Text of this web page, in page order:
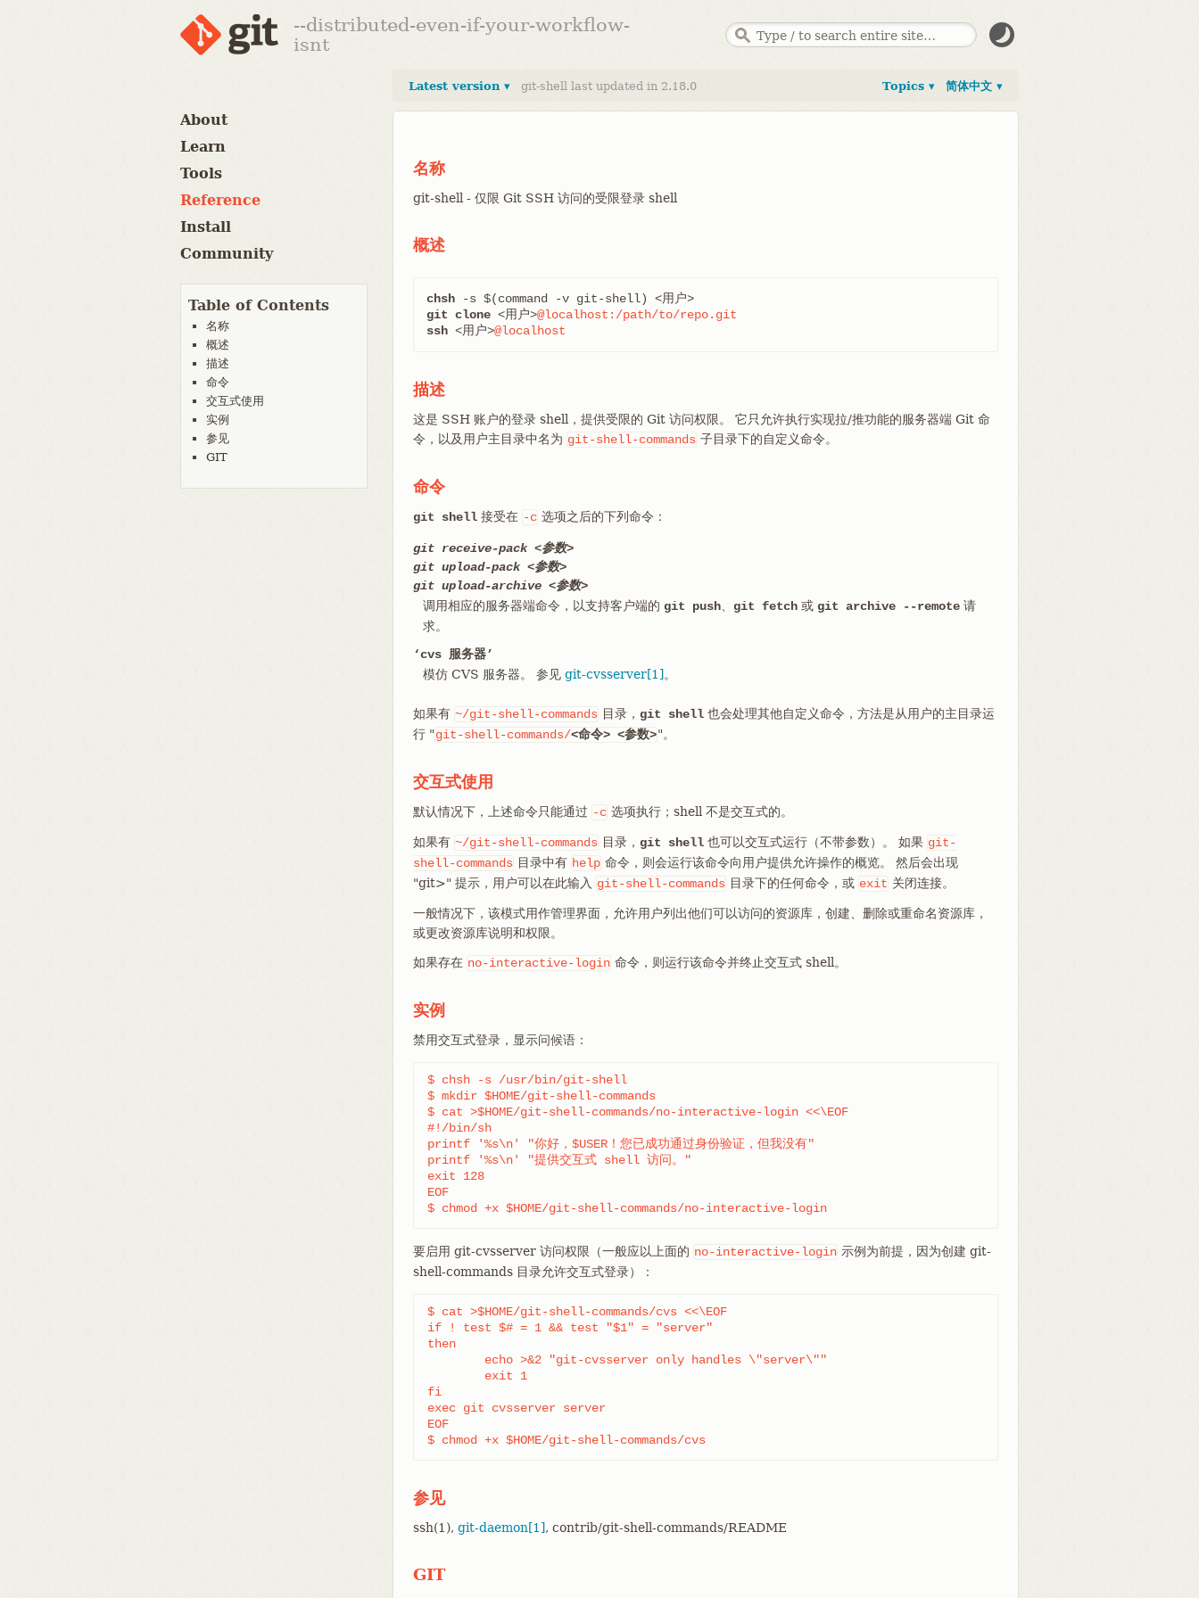
--distributed-even-if-your-workflow-
isnt
About
Learn
Tools
Reference
Install
Community
Table of Contents
名称
概述
描述
命令
交互式使用
实例
参见
GIT
简体中文 ▾
Topics ▾
Latest version ▾ git-shell last updated in 2.18.0
名称
git-shell - 仅限 Git SSH 访问的受限登录 shell
概述
chsh
git clone <用户>@localhost:/path/to/repo.git
ssh <用户>@localhost
描述
这是 SSH 账户的登录 shell，提供受限的 Git 访问权限。 它只允许执行实现拉/推功能的服务器端 Git 命
令，以及用户主目录中名为 git-shell-commands 子目录下的自定义命令。
命令
git shell 接受在 -c 选项之后的下列命令：
git receive-pack <参数>
git upload-pack <参数>
git upload-archive <参数>
调用相应的服务器端命令，以支持客户端的 git push git fetch 或 git archive --remote 请
求。
‘cvs 服务器’
模仿 CVS 服务器。 参见 git-cvsserver[1] 。
如果有 ~/git-shell-commands 目录， git shell 也会处理其他自定义命令，方法是从用户的主目录运
行 "git-shell-commands/<命令> <参数>"。
交互式使用
默认情况下，上述命令只能通过 -c 选项执行；shell 不是交互式的。
如果有 ~/git-shell-commands 目录， git shell 也可以交互式运行（不带参数）。 如果 git-
shell-commands 目录中有 help 命令，则会运行该命令向用户提供允许操作的概览。 然后会出现
"git>" 提示，用户可以在此输入 git-shell-commands 目录下的任何命令，或 exit 关闭连接。
一般情况下，该模式用作管理界面，允许用户列出他们可以访问的资源库，创建、删除或重命名资源库，
或更改资源库说明和权限。
如果存在 no-interactive-login 命令，则运行该命令并终止交互式 shell。
实例
禁用交互式登录，显示问候语：
$ chsh -s /usr/bin/git-shell
$ mkdir $HOME/git-shell-commands
$ cat >$HOME/git-shell-commands/no-interactive-login <<\EOF
#!/bin/sh
printf '%s\n' "你好，$USER！您已成功通过身份验证，但我没有"
printf '%s\n' "提供交互式 shell 访问。"
exit 128
EOF
$ chmod +x $HOME/git-shell-commands/no-interactive-login
要启用 git-cvsserver 访问权限（一般应以上面的 no-interactive-login 示例为前提，因为创建 git-
shell-commands 目录允许交互式登录）：
$ cat >$HOME/git-shell-commands/cvs <<\EOF
if ! test $# = 1 && test "$1" = "server"
then
fi
exec git cvsserver server
EOF
$ chmod +x $HOME/git-shell-commands/cvs
参见
ssh(1), git-daemon[1], contrib/git-shell-commands/README
GIT